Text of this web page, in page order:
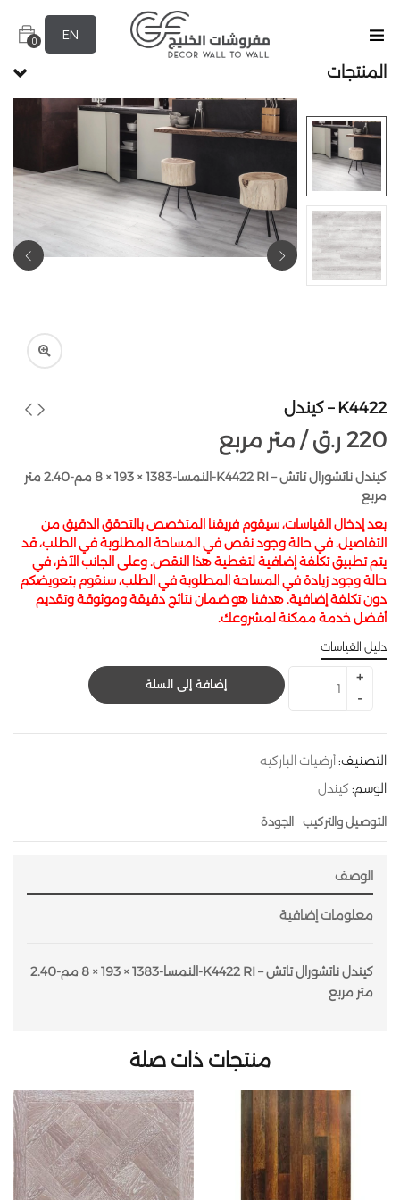
EN
0
المنتجات
K4422 – كيندل
متر مربع / 220 ر.ق
كيندل ناتشورال تاتش – K4422 RI-النمسا-1383 × 193 × 8 مم-2.40 متر
مربع
بعد إدخال القياسات، سيقوم فريقنا المتخصص بالتحقق الدقيق من
التفاصيل. في حالة وجود نقص في المساحة المطلوبة في الطلب، قد
يتم تطبيق تكلفة إضافية لتغطية هذا النقص. وعلى الجانب الآخر، في
حالة وجود زيادة في المساحة المطلوبة في الطلب، سنقوم بتعويضكم
دون تكلفة إضافية. هدفنا هو ضمان نتائج دقيقة وموثوقة وتقديم
أفضل خدمة ممكنة لمشروعك.
دليل القياسات
إضافة إلى السلة
التصنيف:أرضيات الباركيه
الوسم: كيندل
التوصيل والتركيب الجودة
الوصف
معلومات إضافية
كيندل ناتشورال تاتش – K4422 RI-النمسا-1383 × 193 × 8 مم-2.40
متر مربع
منتجات ذات صلة